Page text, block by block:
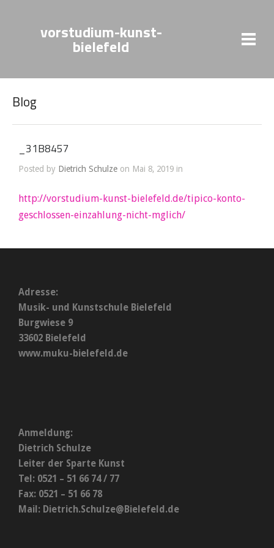
vorstudium-kunst-
bielefeld
Blog
_31B8457
Posted by Dietrich Schulze on Mai 8, 2019 in
http://vorstudium-kunst-bielefeld.de/tipico-konto-
geschlossen-einzahlung-nicht-mglich/
Adresse:
Musik- und Kunstschule Bielefeld
Burgwiese 9
33602 Bielefeld
www.muku-bielefeld.de
Anmeldung:
Dietrich Schulze
Leiter der Sparte Kunst
Tel: 0521 – 51 66 74 / 77
Fax: 0521 – 51 66 78
Mail: Dietrich.Schulze@Bielefeld.de